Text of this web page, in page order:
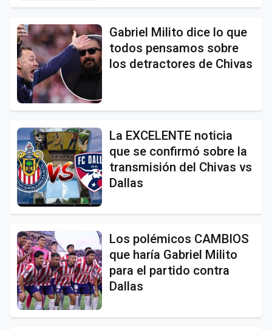
Gabriel Milito dice lo que
todos pensamos sobre
los detractores de Chivas
La EXCELENTE noticia
que se confirmó sobre la
transmisión del Chivas vs
Dallas
Los polémicos CAMBIOS
que haría Gabriel Milito
para el partido contra
Dallas